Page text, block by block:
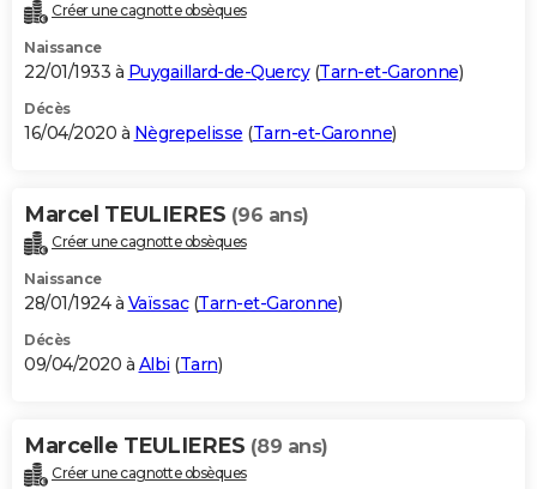
Créer une cagnotte obsèques
Naissance
22/01/1933 à Puygaillard-de-Quercy(Tarn-et-Garonne)
Décès
16/04/2020 à Nègrepelisse (Tarn-et-Garonne)
Marcel TEULIERES (96 ans)
Créer une cagnotte obsèques
Naissance
28/01/1924 à Vaïssac(Tarn-et-Garonne)
Décès
09/04/2020 à Albi (Tarn)
Marcelle TEULIERES (89 ans)
Créer une cagnotte obsèques